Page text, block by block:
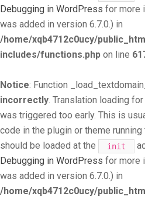
Debugging in WordPress for more
was added in version 6.7.0.) in
/home/xqb4712c0ucy/
includes/functions.php on line
Notice: Function
incorrectly. Translation loading for
was triggered too early. This is
code in the plugin or theme
should be loaded at the
init
Debugging in WordPress for more
was added in version 6.7.0.) in
/home/xqb4712c0ucy/